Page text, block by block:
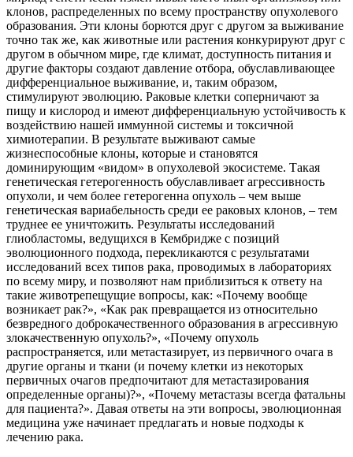
клонов, распределенных по всему пространству опухолевого
образования. Эти клоны борются друг с другом за выживание
точно так же, как животные или растения конкурируют друг с
другом в обычном мире, где климат, доступность питания и
другие факторы создают давление отбора, обуславливающее
дифференциальное выживание, и, таким образом,
стимулируют эволюцию. Раковые клетки соперничают за
пищу и кислород и имеют дифференциальную устойчивость к
воздействию нашей иммунной системы и токсичной
химиотерапии. В результате выживают самые
жизнеспособные клоны, которые и становятся
доминирующим «видом» в опухолевой экосистеме. Такая
генетическая гетерогенность обуславливает агрессивность
опухоли, и чем более гетерогенна опухоль – чем выше
генетическая вариабельность среди ее раковых клонов, – тем
труднее ее уничтожить. Результаты исследований
глиобластомы, ведущихся в Кембридже с позиций
эволюционного подхода, перекликаются с результатами
исследований всех типов рака, проводимых в лабораториях
по всему миру, и позволяют нам приблизиться к ответу на
такие животрепещущие вопросы, как: «Почему вообще
возникает рак?», «Как рак превращается из относительно
безвредного доброкачественного образования в агрессивную
злокачественную опухоль?», «Почему опухоль
распространяется, или метастазирует, из первичного очага в
другие органы и ткани (и почему клетки из некоторых
первичных очагов предпочитают для метастазирования
определенные органы)?», «Почему метастазы всегда фатальны
для пациента?». Давая ответы на эти вопросы, эволюционная
медицина уже начинает предлагать и новые подходы к
лечению рака.